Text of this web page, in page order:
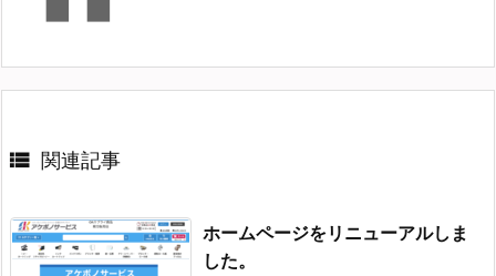
 関連記事
ホームページをリニューアルしま
した。